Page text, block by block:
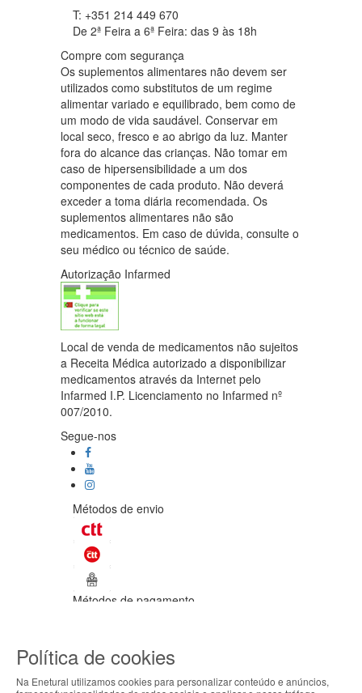
T: +351 214 449 670
De 2ª Feira a 6ª Feira: das 9 às 18h
Compre com segurança
Os suplementos alimentares não devem ser
utilizados como substitutos de um regime
alimentar variado e equilibrado, bem como de
um modo de vida saudável. Conservar em
local seco, fresco e ao abrigo da luz. Manter
fora do alcance das crianças. Não tomar em
caso de hipersensibilidade a um dos
componentes de cada produto. Não deverá
exceder a toma diária recomendada. Os
suplementos alimentares não são
medicamentos. Em caso de dúvida, consulte o
seu médico ou técnico de saúde.
Autorização Infarmed
Local de venda de medicamentos não sujeitos
a Receita Médica autorizado a disponibilizar
medicamentos através da Internet pelo
Infarmed I.P. Licenciamento no Infarmed nº
007/2010.
Segue-nos
Métodos de envio
Métodos de pagamento
Todos os direitos reservados / Salvo
Política de cookies
Na Enetural utilizamos cookies para personalizar conteúdo e anúncios,